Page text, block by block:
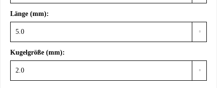
Länge (mm):
Kugelgröße (mm):